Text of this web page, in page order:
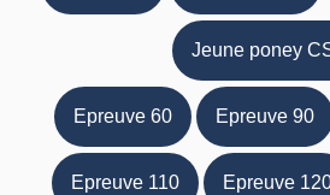
Jeune poney
Epreuve 60 Epreuve 90
Epreuve 110 Epreuve